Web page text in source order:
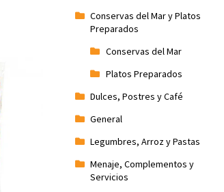
Conservas del Mar y Platos
Preparados
Conservas del Mar
Platos Preparados
Dulces, Postres y Café
General
Legumbres, Arroz y Pastas
Menaje, Complementos y
Servicios